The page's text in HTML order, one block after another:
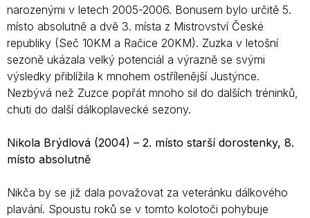
narozenými v letech 2005-2006. Bonusem bylo určitě 5.
místo absolutně a dvě 3. místa z Mistrovství České
republiky (Seč 10KM a Račice 20KM). Zuzka v letošní
sezoně ukázala velký potenciál a výrazně se svými
výsledky přiblížila k mnohem ostřílenější Justýnce.
Nezbývá než Zuzce popřát mnoho sil do dalších tréninků,
chuti do další dálkoplavecké sezony.
Nikola Brýdlová (2004) – 2. místo starší dorostenky, 8.
místo absolutně
Nikča by se již dala považovat za veteránku dálkového
plavání. Spoustu roků se v tomto kolotoči pohybuje